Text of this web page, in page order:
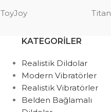
ToyJoy Titan
KATEGORILER
Realistik Dildolar
Modern Vibratörler
Realistik Vibratörler
Belden Bağlamalı